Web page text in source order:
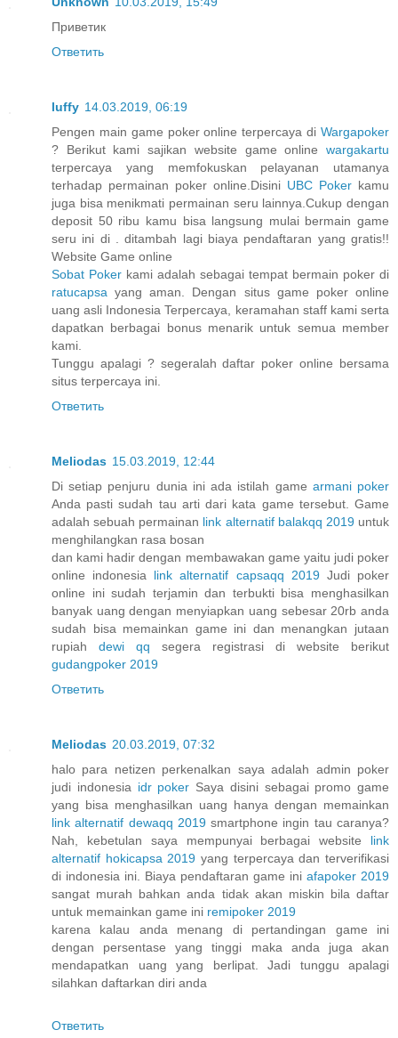
Приветик
Ответить
luffy 14.03.2019, 06:19
Pengen main game poker online terpercaya di Wargapoker
? Berikut kami sajikan website game online wargakartu
terpercaya yang memfokuskan pelayanan utamanya
terhadap permainan poker online.Disini UBC Poker kamu
juga bisa menikmati permainan seru lainnya.Cukup dengan
deposit 50 ribu kamu bisa langsung mulai bermain game
seru ini di . ditambah lagi biaya pendaftaran yang gratis!!
Website Game online
Sobat Poker kami adalah sebagai tempat bermain poker di
ratucapsa yang aman. Dengan situs game poker online
uang asli Indonesia Terpercaya, keramahan staff kami serta
dapatkan berbagai bonus menarik untuk semua member
kami.
Tunggu apalagi ? segeralah daftar poker online bersama
situs terpercaya ini.
Ответить
Meliodas 15.03.2019, 12:44
Di setiap penjuru dunia ini ada istilah game armani poker
Anda pasti sudah tau arti dari kata game tersebut. Game
adalah sebuah permainan link alternatif balakqq 2019untuk
menghilangkan rasa bosan
dan kami hadir dengan membawakan game yaitu judi poker
online indonesia link alternatif capsaqq 2019Judi poker
online ini sudah terjamin dan terbukti bisa menghasilkan
banyak uang dengan menyiapkan uang sebesar 20rb anda
sudah bisa memainkan game ini dan menangkan jutaan
rupiah dewi qq segera registrasi di website berikut
gudangpoker 2019
Ответить
Meliodas 20.03.2019, 07:32
halo para netizen perkenalkan saya adalah admin poker
judi indonesia idr poker Saya disini sebagai promo game
yang bisa menghasilkan uang hanya dengan memainkan
link alternatif dewaqq 2019smartphone ingin tau caranya?
Nah, kebetulan saya mempunyai berbagai website link
alternatif hokicapsa 2019 yang terpercaya dan terverifikasi
di indonesia ini. Biaya pendaftaran game ini afapoker 2019
sangat murah bahkan anda tidak akan miskin bila daftar
untuk memainkan game ini remipoker 2019
karena kalau anda menang di pertandingan game ini
dengan persentase yang tinggi maka anda juga akan
mendapatkan uang yang berlipat. Jadi tunggu apalagi
silahkan daftarkan diri anda
Ответить